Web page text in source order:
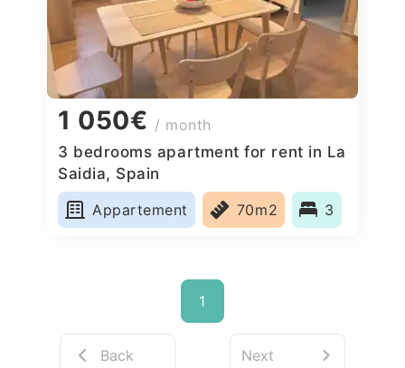
1 050€ / month
3 bedrooms apartment for rent in La
Saidia, Spain
Appartement
70m2 3
1
Back Next